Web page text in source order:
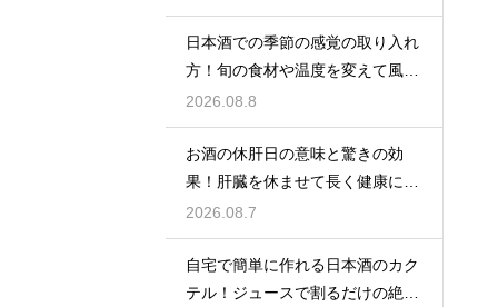
日本酒での季節の感覚の取り入れ
方！旬の食材や温度を変えて風情
を楽しむ
2026.08.8
お酒の休肝日の意味と驚きの効
果！肝臓を休ませて長く健康に楽
しむ
2026.08.7
自宅で簡単に作れる日本酒のカク
テル！ジュースで割るだけの絶品